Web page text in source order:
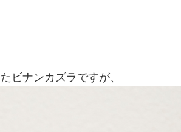
ビナンカズラですが、